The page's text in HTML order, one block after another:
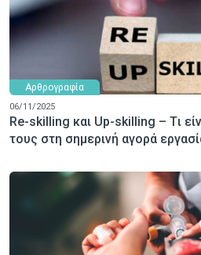
Αρθρογραφία
06/11/2025
Re-skilling και Up-skilling – Tι
τους στη σημερινή αγορά